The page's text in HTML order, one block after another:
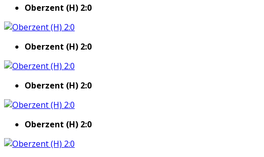
Oberzent (H) 2:0
Oberzent (H) 2:0
Oberzent (H) 2:0
Oberzent (H) 2:0